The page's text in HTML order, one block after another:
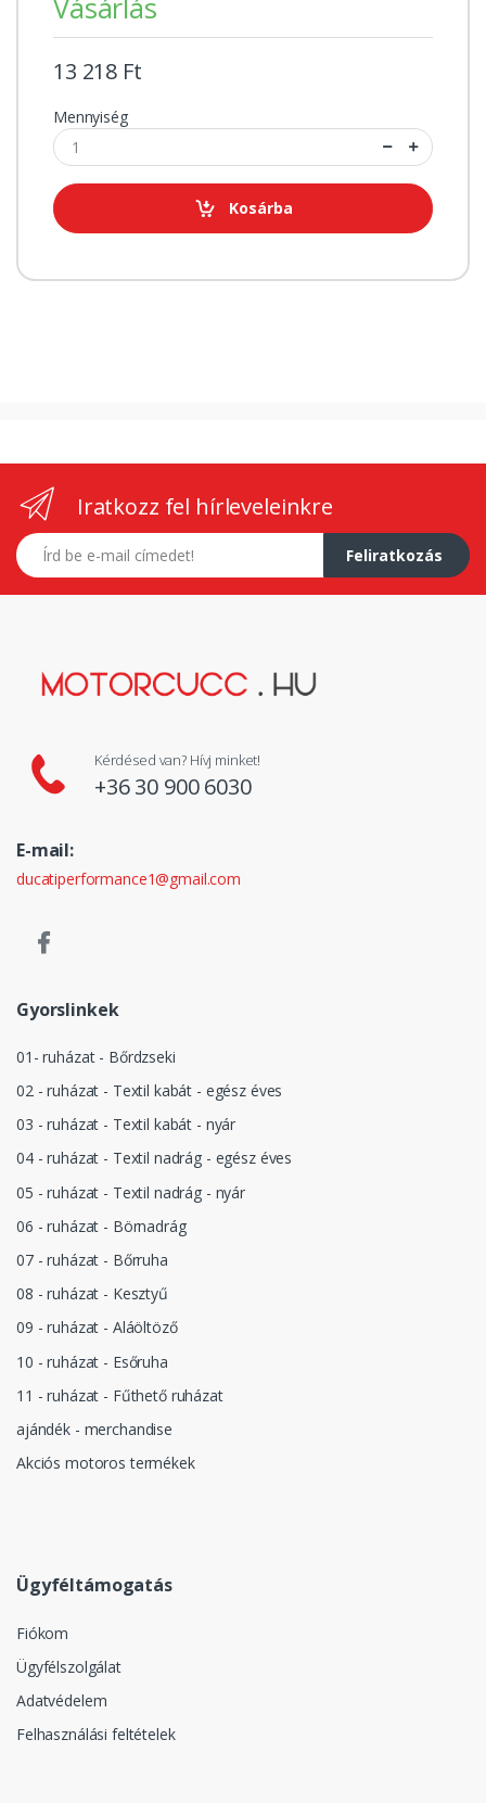
Vásárlás
13 218 Ft
Mennyiség
Kosárba
Iratkozz fel hírleveleinkre
E-mail címed
Feliratkozás
Kérdésed van? Hívj minket!
+36 30 900 6030
E-mail:
ducatiperformance1@gmail.com
Gyorslinkek
01- ruházat - Bőrdzseki
02 - ruházat - Textil kabát - egész éves
03 - ruházat - Textil kabát - nyár
04 - ruházat - Textil nadrág - egész éves
05 - ruházat - Textil nadrág - nyár
06 - ruházat - Börnadrág
07 - ruházat - Bőrruha
08 - ruházat - Kesztyű
09 - ruházat - Aláöltöző
10 - ruházat - Esőruha
11 - ruházat - Fűthető ruházat
ajándék - merchandise
Akciós motoros termékek
Ügyféltámogatás
Fiókom
Ügyfélszolgálat
Adatvédelem
Felhasználási feltételek